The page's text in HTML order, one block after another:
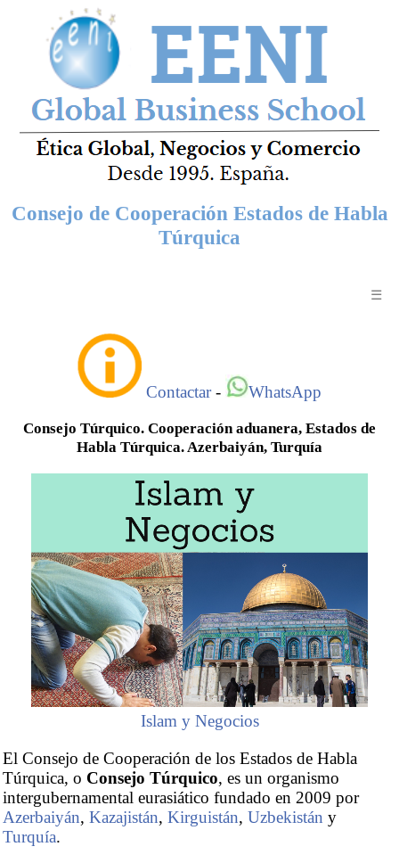
Consejo de Cooperación Estados de Habla
Túrquica
☰
Contactar- WhatsApp
Consejo Túrquico. Cooperación aduanera, Estados de
Habla Túrquica. Azerbaiyán, Turquía
Islam y Negocios
El Consejo de Cooperación de los Estados de Habla
Túrquica, o Consejo Túrquico, es un organismo
intergubernamental eurasiático fundado en 2009 por
Azerbaiyán, Kazajistán, Kirguistán, Uzbekistán y
Turquía.